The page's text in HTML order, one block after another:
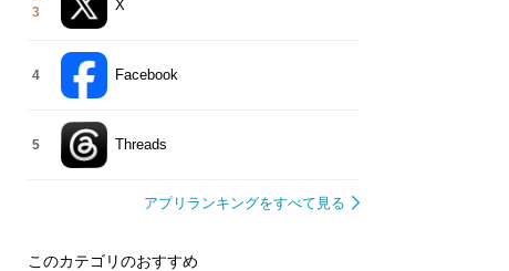
3 X
4 Facebook
5 Threads
アプリランキングをすべて見る
このカテゴリのおすすめ